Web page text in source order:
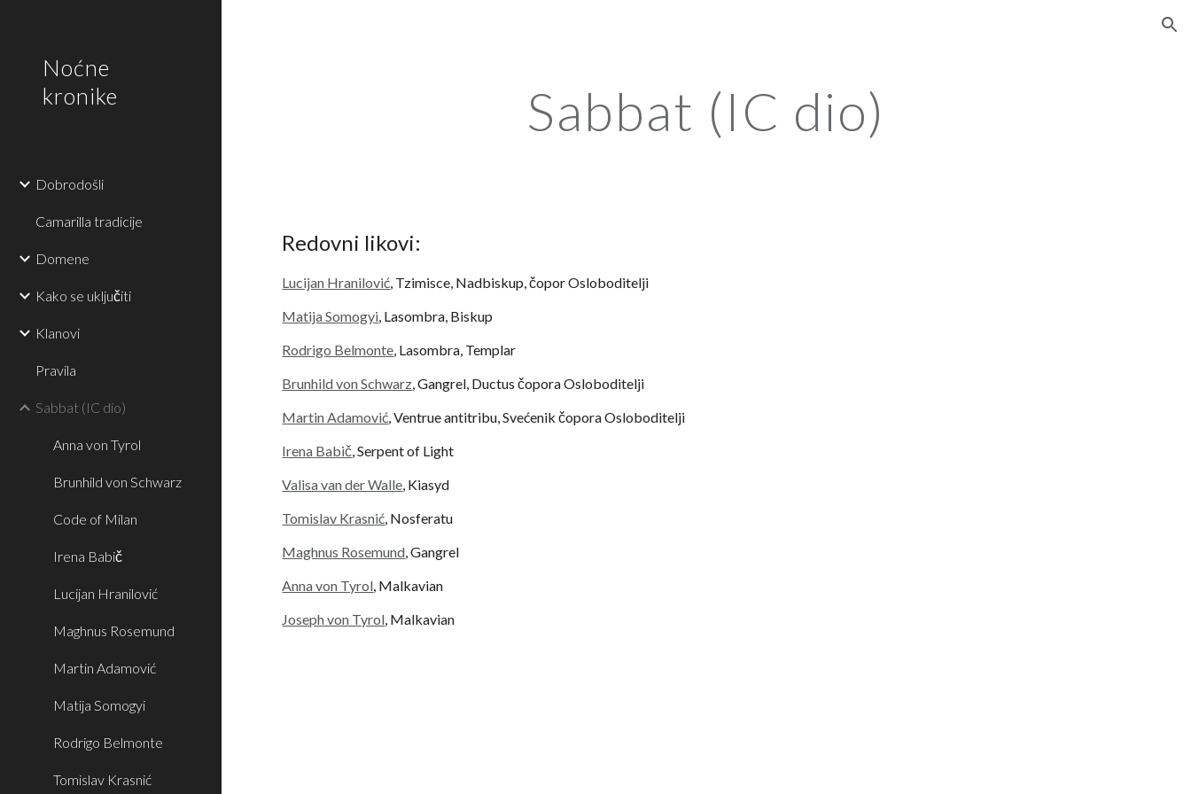
Noćne
kronike
Dobrodošli
Camarilla tradicije
Domene
Kako se uključiti
Klanovi
Pravila
Sabbat (IC dio)
Anna von Tyrol
Brunhild von Schwarz
Code of Milan
Irena Babič
Lucijan Hranilović
Maghnus Rosemund
Martin Adamović
Matija Somogyi
Rodrigo Belmonte
Tomislav Krasnić
Sabbat (IC dio)
Redovni likovi:
Lucijan Hranilović, Tzimisce, Nadbiskup, čopor Osloboditelji
Matija Somogyi, Lasombra, Biskup
Rodrigo Belmonte, Lasombra, Templar
Brunhild von Schwarz, Gangrel, Ductus čopora Osloboditelji
Martin Adamović, Ventrue antitribu, Svećenik čopora Osloboditelji
Irena Babič, Serpent of Light
Valisa van der Walle, Kiasyd
Tomislav Krasnić, Nosferatu
Maghnus Rosemund, Gangrel
Anna von Tyrol, Malkavian
Joseph von Tyrol, Malkavian